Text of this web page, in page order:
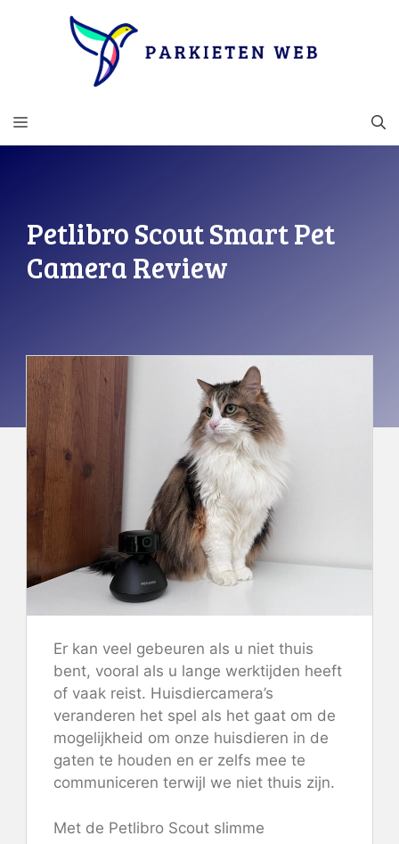
MENU
Petlibro Scout Smart Pet
Camera Review
Er kan veel gebeuren als u niet thuis
bent, vooral als u lange werktijden heeft
of vaak reist. Huisdiercamera’s
veranderen het spel als het gaat om de
mogelijkheid om onze huisdieren in de
gaten te houden en er zelfs mee te
communiceren terwijl we niet thuis zijn.
Met de Petlibro Scout slimme